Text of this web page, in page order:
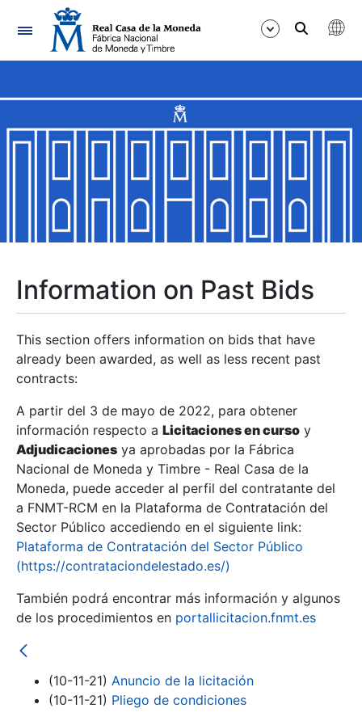
Navigation
Show/Hide
Show/Hide
Show/Hide
Show/Hide
Show/Hide
Show/Hide
Information on Past Bids
This section offers information on bids that have
already been awarded, as well as less recent past
contracts:
A partir del 3 de mayo de 2022, para obtener
información respecto a Licitaciones en curso y
Adjudicaciones ya aprobadas por la Fábrica
Nacional de Moneda y Timbre - Real Casa de la
Moneda, puede acceder al perfil del contratante del
a FNMT-RCM en la Plataforma de Contratación del
Sector Público accediendo en el siguiente link:
Plataforma de Contratación del Sector Público
(https://contrataciondelestado.es/)
También podrá encontrar más información y algunos
de los procedimientos en portallicitacion.fnmt.es
(10-11-21) Anuncio de la licitación
(10-11-21) Pliego de condiciones